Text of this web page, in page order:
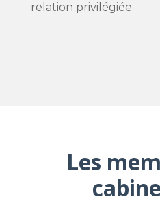
relation privilégiée.
Les